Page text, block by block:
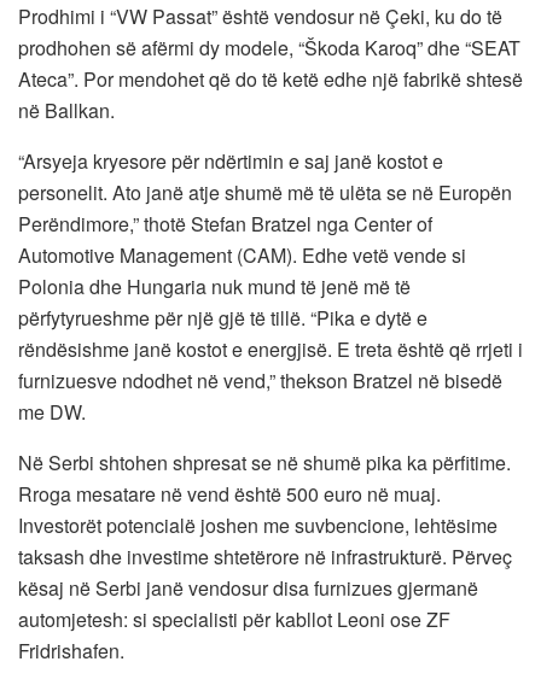
Prodhimi i “VW Passat” është vendosur në Çeki, ku do të
prodhohen së afërmi dy modele, “Škoda Karoq” dhe “SEAT
Ateca”. Por mendohet që do të ketë edhe një fabrikë shtesë
në Ballkan.
“Arsyeja kryesore për ndërtimin e saj janë kostot e
personelit. Ato janë atje shumë më të ulëta se në Europën
Perëndimore,” thotë Stefan Bratzel nga Center of
Automotive Management (CAM). Edhe vetë vende si
Polonia dhe Hungaria nuk mund të jenë më të
përfytyrueshme për një gjë të tillë. “Pika e dytë e
rëndësishme janë kostot e energjisë. E treta është që rrjeti i
furnizuesve ndodhet në vend,” thekson Bratzel në bisedë
me DW.
Në Serbi shtohen shpresat se në shumë pika ka përfitime.
Rroga mesatare në vend është 500 euro në muaj.
Investorët potencialë joshen me suvbencione, lehtësime
taksash dhe investime shtetërore në infrastrukturë. Përveç
kësaj në Serbi janë vendosur disa furnizues gjermanë
automjetesh: si specialisti për kabllot Leoni ose ZF
Fridrishafen.